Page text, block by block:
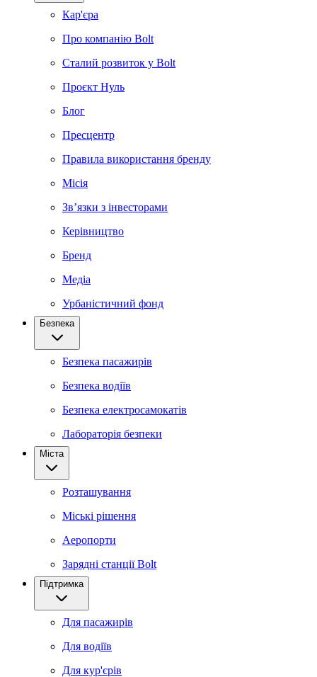
Кар'єра
Про компанію Bolt
Сталий розвиток у Bolt
Проєкт Нуль
Блог
Пресцентр
Правила використання бренду
Місія
Зв’язки з інвесторами
Керівництво
Бренд
Медіа
Урбаністичний фонд
Безпека
Безпека пасажирів
Безпека водіїв
Безпека електросамокатів
Лабораторія безпеки
Міста
Розташування
Міські рішення
Аеропорти
Зарядні станції Bolt
Підтримка
Для пасажирів
Для водіїв
Для кур'єрів